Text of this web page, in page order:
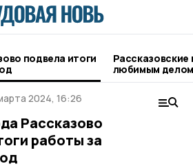
подвела итоги
любимым делом
2024, 16:26
Рассказово
работы за